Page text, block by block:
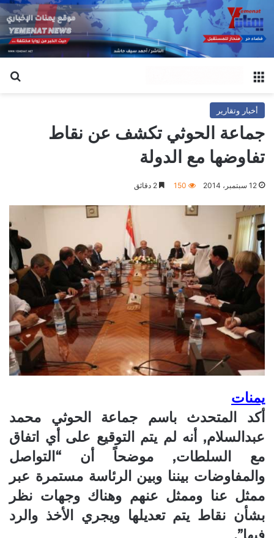
أخبار وتقارير
جماعة الحوثي تكشف عن نقاط
تفاوضها مع الدولة
12 سبتمبر، 2014 150
يمنات
أكد المتحدث باسم جماعة الحوثي محمد
عبدالسلام, أنه لم يتم التوقيع على أي اتفاق
مع السلطات, موضحاً أن “التواصل
والمفاوضات بيننا وبين الرئاسة مستمرة عبر
ممثل عنا وممثل عنهم وهناك وجهات نظر
بشأن نقاط يتم تعديلها ويجري الأخذ والرد